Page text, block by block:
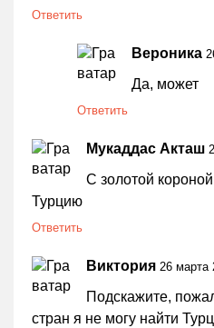
Ответить
Вероника
Да, может
Ответить
Мукаддас Акташ
С золотой
Турцию
Ответить
Виктория 26 марта
Подскажите,
стран я не могу найти